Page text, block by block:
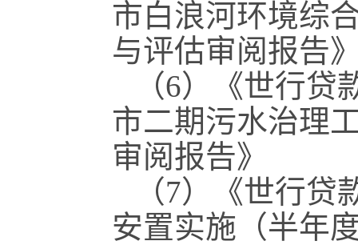
市白浪河环境综
与评估审阅报告
（6）《世行
市二期污水治理
审阅报告》
（7）《世行
安置实施（半年